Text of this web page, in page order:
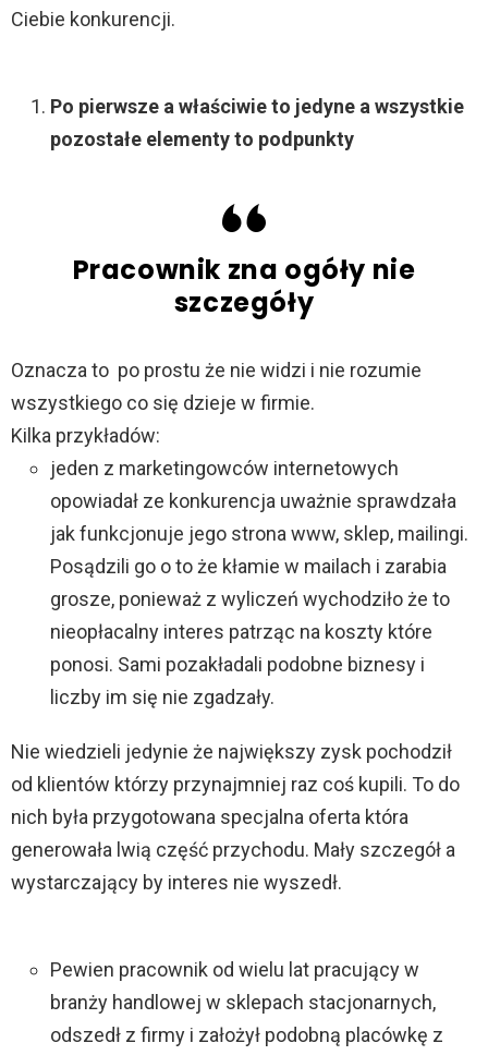
Ciebie konkurencji.
Po pierwsze a właściwie to jedyne a wszystkie
pozostałe elementy to podpunkty
Pracownik zna ogóły nie
szczegóły
Oznacza to po prostu że nie widzi i nie rozumie
wszystkiego co się dzieje w firmie.
Kilka przykładów:
jeden z marketingowców internetowych
opowiadał ze konkurencja uważnie sprawdzała
jak funkcjonuje jego strona www, sklep, mailingi.
Posądzili go o to że kłamie w mailach i zarabia
grosze, ponieważ z wyliczeń wychodziło że to
nieopłacalny interes patrząc na koszty które
ponosi. Sami pozakładali podobne biznesy i
liczby im się nie zgadzały.
Nie wiedzieli jedynie że największy zysk pochodził
od klientów którzy przynajmniej raz coś kupili. To do
nich była przygotowana specjalna oferta która
generowała lwią część przychodu. Mały szczegół a
wystarczający by interes nie wyszedł.
Pewien pracownik od wielu lat pracujący w
branży handlowej w sklepach stacjonarnych,
odszedł z firmy i założył podobną placówkę z